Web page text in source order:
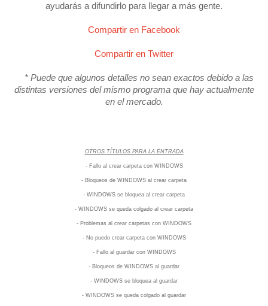
ayudarás a difundirlo para llegar a más gente.
Compartir en Facebook
Compartir en Twitter
* Puede que algunos detalles no sean exactos debido a las
distintas versiones del mismo programa que hay actualmente
en el mercado.
OTROS TÍTULOS PARA LA ENTRADA
- Fallo al crear carpeta con WINDOWS
- Bloqueos de WINDOWS al crear carpeta
- WINDOWS se bloquea al crear carpeta
- WINDOWS se queda colgado al crear carpeta
- Problemas al crear carpetas con WINDOWS
- No puedo crear carpeta con WINDOWS
- Fallo al guardar con WINDOWS
- Bloqueos de WINDOWS al guardar
- WINDOWS se bloquea al guardar
- WINDOWS se queda colgado al guardar